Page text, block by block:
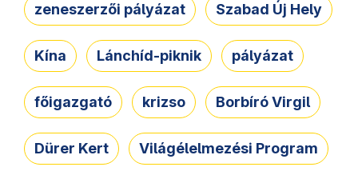
zeneszerzői pályázat Szabad Új Hely
Kína Lánchíd-piknik pályázat
főigazgató krizso Borbíró Virgil
Dürer Kert Világélelmezési Program